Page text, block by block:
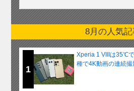
8月の人気記
1
Xperia 1 VIIIは35℃
種で4K動画の連続撮